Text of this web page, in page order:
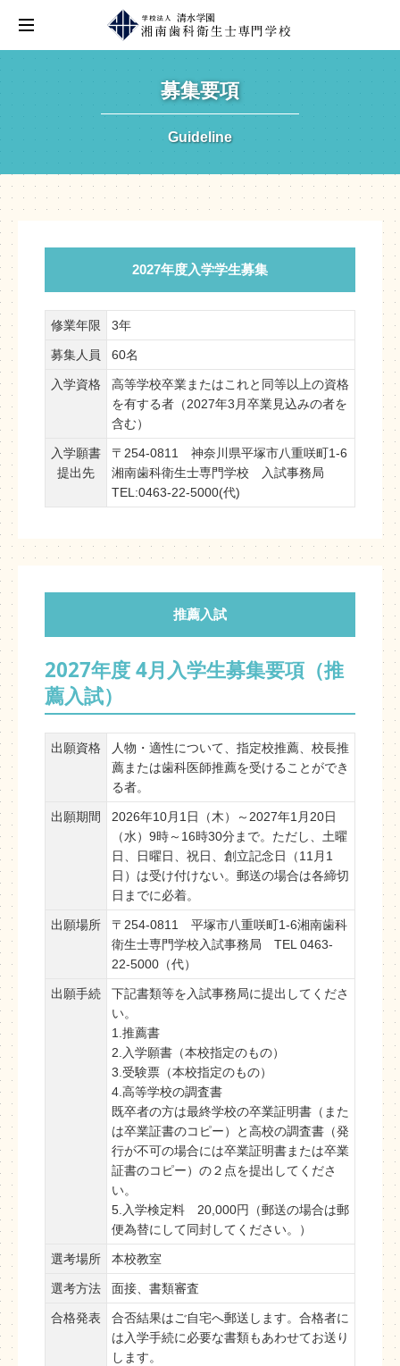
募集要項
Guideline
2027年度入学学生募集
修業年限 3年
募集人員 60名
入学資格
高等学校卒業またはこれと同等以上の資格
を有する者（2027年3月卒業見込みの者を
含む）
入学願書
提出先
〒254-0811 神奈川県平塚市八重咲町1-6
湘南歯科衛生士専門学校 入試事務局
TEL:0463-22-5000(代)
推薦入試
2027年度 4月入学生募集要項（推
薦入試）
出願資格
人物・適性について、指定校推薦、校長推
薦または歯科医師推薦を受けることができ
る者。
出願期間
2026年10月1日（木）～2027年1月20日
（水）9時～16時30分まで。ただし、土曜
日、日曜日、祝日、創立記念日（11月1
日）は受け付けない。郵送の場合は各締切
日までに必着。
出願場所
〒254-0811 平塚市八重咲町1-6湘南歯科
衛生士専門学校入試事務局 TEL 0463-
22-5000（代）
出願手続
下記書類等を入試事務局に提出してくださ
い。
1.推薦書
2.入学願書（本校指定のもの）
3.受験票（本校指定のもの）
4.高等学校の調査書
既卒者の方は最終学校の卒業証明書（また
は卒業証書のコピー）と高校の調査書（発
行が不可の場合には卒業証明書または卒業
証書のコピー）の２点を提出してくださ
い。
5.入学検定料 20,000円（郵送の場合は郵
便為替にして同封してください。）
選考場所 本校教室
選考方法 面接、書類審査
合格発表
合否結果はご自宅へ郵送します。合格者に
は入学手続に必要な書類もあわせてお送り
します。